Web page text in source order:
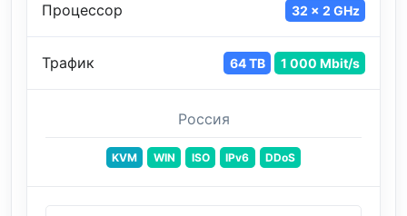
Процессор 32 x 2 GHz
Трафик 64 TB 1 000 Mbit/s
Россия
KVM WIN ISO IPv6 DDoS